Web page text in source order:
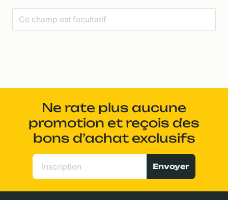
Ne rate plus aucune
promotion et reçois des
bons d’achat exclusifs
Envoyer